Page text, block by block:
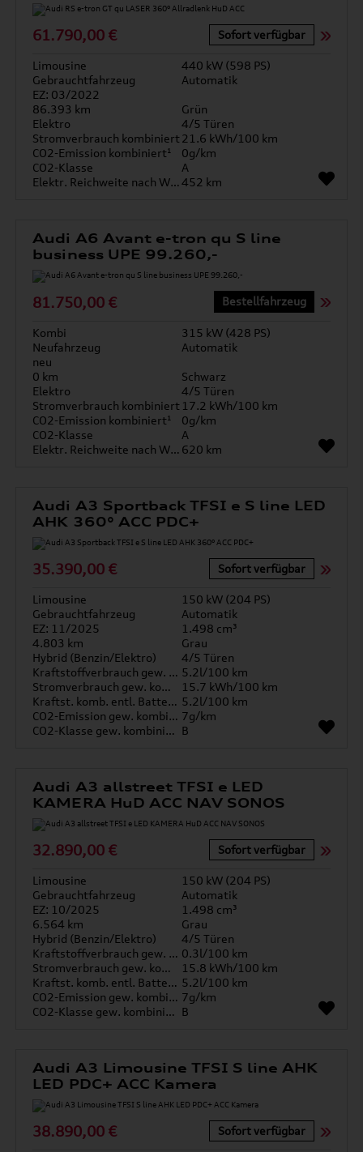
61.790,00 € Sofort verfügbar
Limousine
440 kW (598 PS)
Gebrauchtfahrzeug
Automatik
EZ: 03/2022
86.393 km
Grün
Elektro
4/5 Türen
Stromverbrauch kombiniert21.6 kWh/100 km
CO2-Emission kombiniert¹
0g/km
CO2-Klasse
A
Elektr. Reichweite nach WLTP*452 km
Audi A6 Avant e-tron qu S line
business UPE 99.260,-
81.750,00 € Bestellfahrzeug
Kombi
315 kW (428 PS)
Neufahrzeug
Automatik
neu
0 km
Schwarz
Elektro
4/5 Türen
Stromverbrauch kombiniert 17.2 kWh/100 km
CO2-Emission kombiniert¹
0g/km
CO2-Klasse
A
Elektr. Reichweite nach WLTP* 620 km
Audi A3 Sportback TFSI e S line LED
AHK 360° ACC PDC+
35.390,00 € Sofort verfügbar
Limousine
150 kW (204 PS)
Gebrauchtfahrzeug
Automatik
EZ: 11/2025
1.498 cm³
4.803 km
Grau
Hybrid (Benzin/Elektro)
4/5 Türen
Kraftstoffverbrauch gew. kombiniert 5.2l/100 km
Stromverbrauch gew. kombiniert
15.7 kWh/100 km
Kraftst. komb. entl. Batterie 5.2l/100 km
CO2-Emission gew. kombiniert 7g/km
CO2-Klasse gew. kombiniert B
Audi A3 allstreet TFSI e LED
KAMERA HuD ACC NAV SONOS
32.890,00 € Sofort verfügbar
Limousine
150 kW (204 PS)
Gebrauchtfahrzeug
Automatik
EZ: 10/2025
1.498 cm³
6.564 km
Grau
Hybrid (Benzin/Elektro)
4/5 Türen
Kraftstoffverbrauch gew. kombiniert 0.3l/100 km
Stromverbrauch gew. kombiniert
15.8 kWh/100 km
Kraftst. komb. entl. Batterie 5.2l/100 km
CO2-Emission gew. kombiniert 7g/km
CO2-Klasse gew. kombiniert B
Audi A3 Limousine TFSI S line AHK
LED PDC+ ACC Kamera
38.890,00 € Sofort verfügbar